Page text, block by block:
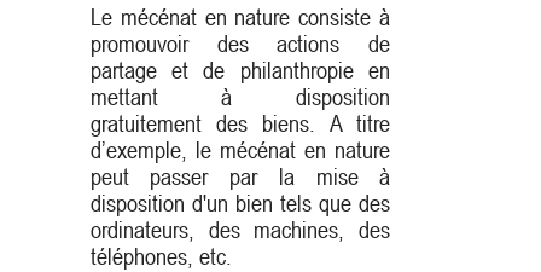
Le mécénat en nature consiste à
promouvoir des actions de
partage et de philanthropie en
mettant à disposition
gratuitement des biens. A titre
d’exemple, le mécénat en nature
peut passer par la mise à
disposition d'un bien tels que des
ordinateurs, des machines, des
téléphones, etc.